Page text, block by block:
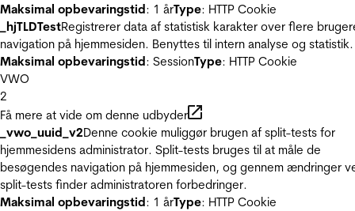
Maksimal opbevaringstid: 1 årType: HTTP Cookie
_hjTLDTestRegistrerer data af statistisk karakter over flere
navigation på hjemmesiden. Benyttes til intern analyse og statistik.
Maksimal opbevaringstid: SessionType: HTTP Cookie
VWO
2
Få mere at vide om denne udbyder
_vwo_uuid_v2Denne cookie muliggør brugen af split-tests for
hjemmesidens administrator. Split-tests bruges til at måle de
besøgendes navigation på hjemmesiden, og gennem ændringer
split-tests finder administratoren forbedringer.
Maksimal opbevaringstid: 1 årType: HTTP Cookie